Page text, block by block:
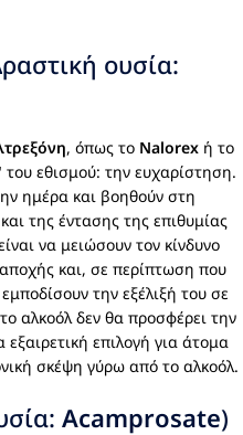
ουσία:
, όπως το Nalorex ή το
εθισμού: την ευχαρίστηση.
ημέρα και βοηθούν στη
της έντασης της επιθυμίας
να μειώσουν τον κίνδυνο
και, σε περίπτωση που
την εξέλιξή του σε
αλκοόλ δεν θα προσφέρει την
επιλογή για άτομα
σκέψη γύρω από το αλκοόλ.
Acamprosate)